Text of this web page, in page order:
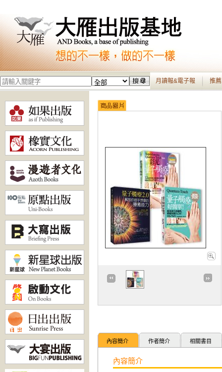
月讀報&電子報 推
內容簡介 作者簡介 相關書目
內容簡介